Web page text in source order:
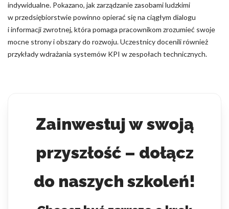
indywidualne. Pokazano, jak zarządzanie zasobami ludzkimi
w przedsiębiorstwie powinno opierać się na ciągłym dialogu
i informacji zwrotnej, która pomaga pracownikom zrozumieć swoje
mocne strony i obszary do rozwoju. Uczestnicy docenili również
przykłady wdrażania systemów KPI w zespołach technicznych.
Zainwestuj w swoją
przyszłość – dołącz
do naszych szkoleń!